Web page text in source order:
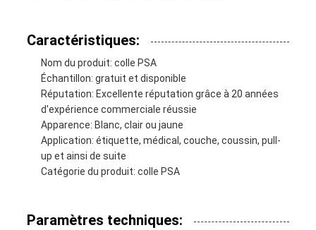
Caractéristiques:
Nom du produit: colle PSA
Échantillon: gratuit et disponible
Réputation: Excellente réputation grâce à 20 années
d'expérience commerciale réussie
Apparence: Blanc, clair ou jaune
Application: étiquette, médical, couche, coussin, pull-
up et ainsi de suite
Catégorie du produit: colle PSA
Paramètres techniques: